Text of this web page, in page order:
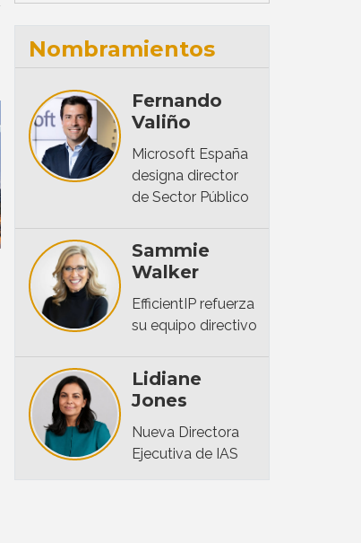
Nombramientos
Fernando
Valiño
Microsoft España
designa director
de Sector Público
Sammie
Walker
EfficientIP refuerza
su equipo directivo
Lidiane
Jones
Nueva Directora
Ejecutiva de IAS